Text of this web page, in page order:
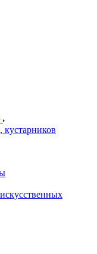
кустарников